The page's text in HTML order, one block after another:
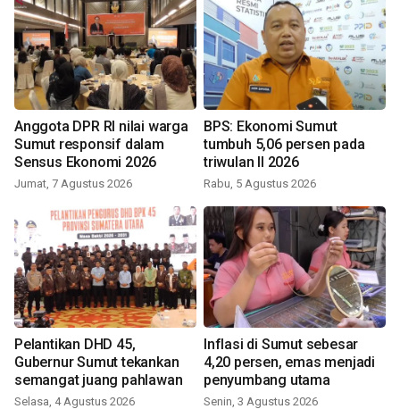
Anggota DPR RI nilai warga
Sumut responsif dalam
Sensus Ekonomi 2026
Jumat, 7 Agustus 2026
BPS: Ekonomi Sumut
tumbuh 5,06 persen pada
triwulan II 2026
Rabu, 5 Agustus 2026
Pelantikan DHD 45,
Gubernur Sumut tekankan
semangat juang pahlawan
Selasa, 4 Agustus 2026
Inflasi di Sumut sebesar
4,20 persen, emas menjadi
penyumbang utama
Senin, 3 Agustus 2026